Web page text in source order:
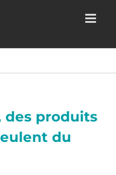
des produits
du